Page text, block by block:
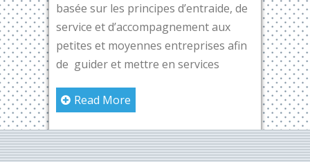
basée sur les principes d’entraide, de
service et d’accompagnement aux
petites et moyennes entreprises afin
de guider et mettre en services
Read More